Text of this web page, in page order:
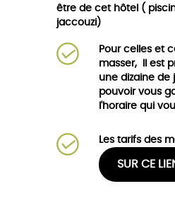
être de cet hôtel (
jaccouzi)
Pour celles et
masser, Il est
une dizaine de
pouvoir vous
l'horaire qui
Les tarifs des
SUR CE